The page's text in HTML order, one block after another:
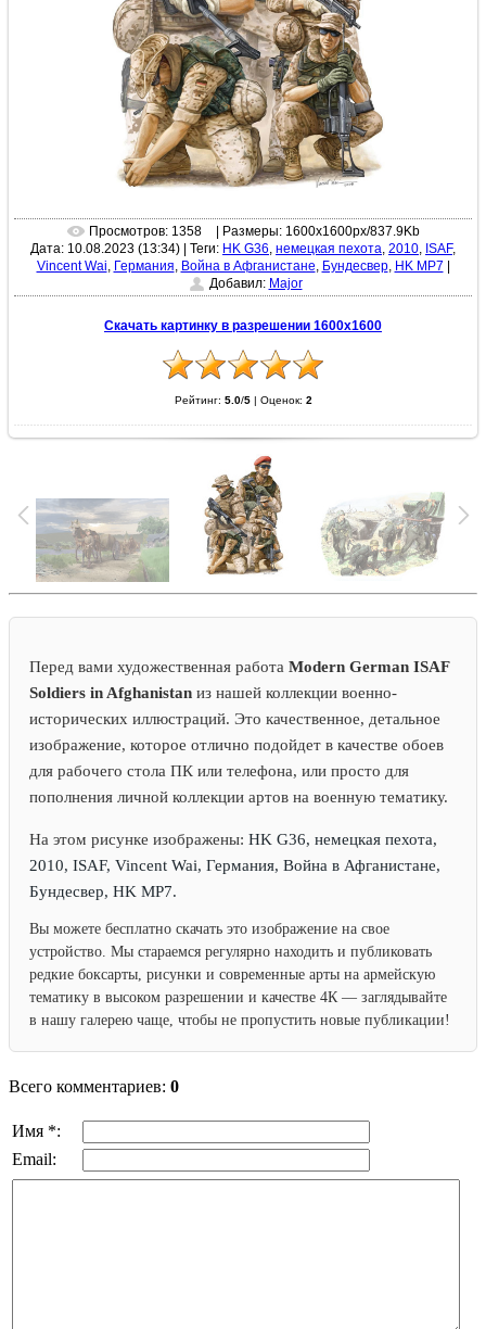
Просмотров: 1358
| Размеры: 1600x1600px/837.9Kb
Дата: 10.08.2023 (13:34) | Теги: HK G36, немецкая пехота, 2010, ISAF,
Vincent Wai, Германия, Война в Афганистане, Бундесвер, HK MP7 |
Добавил: Major
Скачать картинку в разрешении 1600x1600
Рейтинг: 5.0/5| Оценок: 2
Перед вами художественная работа Modern German ISAF
Soldiers in Afghanistan из нашей коллекции военно-
исторических иллюстраций. Это качественное, детальное
изображение, которое отлично подойдет в качестве обоев
для рабочего стола ПК или телефона, или просто для
пополнения личной коллекции артов на военную тематику.
На этом рисунке изображены: HK G36, немецкая пехота,
2010, ISAF, Vincent Wai, Германия, Война в Афганистане,
Бундесвер, HK MP7.
Вы можете бесплатно скачать это изображение на свое
устройство. Мы стараемся регулярно находить и публиковать
редкие боксарты, рисунки и современные арты на армейскую
тематику в высоком разрешении и качестве 4К — заглядывайте
в нашу галерею чаще, чтобы не пропустить новые публикации!
Всего комментариев: 0
Имя *:
Email: